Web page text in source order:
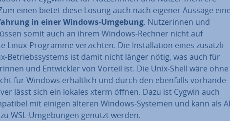
einen bietet diese Lösung auch nach eigener Aussage eine
in einer Windows-Umgebung. Nut­ze­rin­nen und
somit auch an ihrem Windows-Rechner nicht auf
Linux-Programme ver­zich­ten. Die In­stal­la­ti­on eines zu­sätz­li­
Be­triebs­sys­tems ist damit nicht länger nötig, was auch für
und Ent­wick­ler von Vorteil ist. Die Unix-Shell wäre ohne
für Windows er­hält­lich und durch den ebenfalls vor­han­de­
lässt sich ein lokales xterm öffnen. Dazu ist Cygwin auch
mit einigen älteren Windows-Systemen und kann als
WSL-Um­ge­bun­gen genutzt werden.